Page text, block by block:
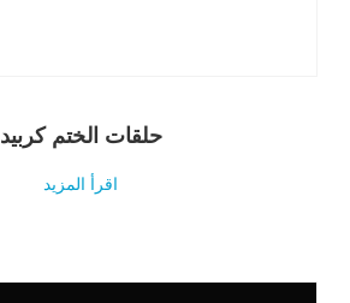
حلقات الختم كربيد
اقرأ المزيد